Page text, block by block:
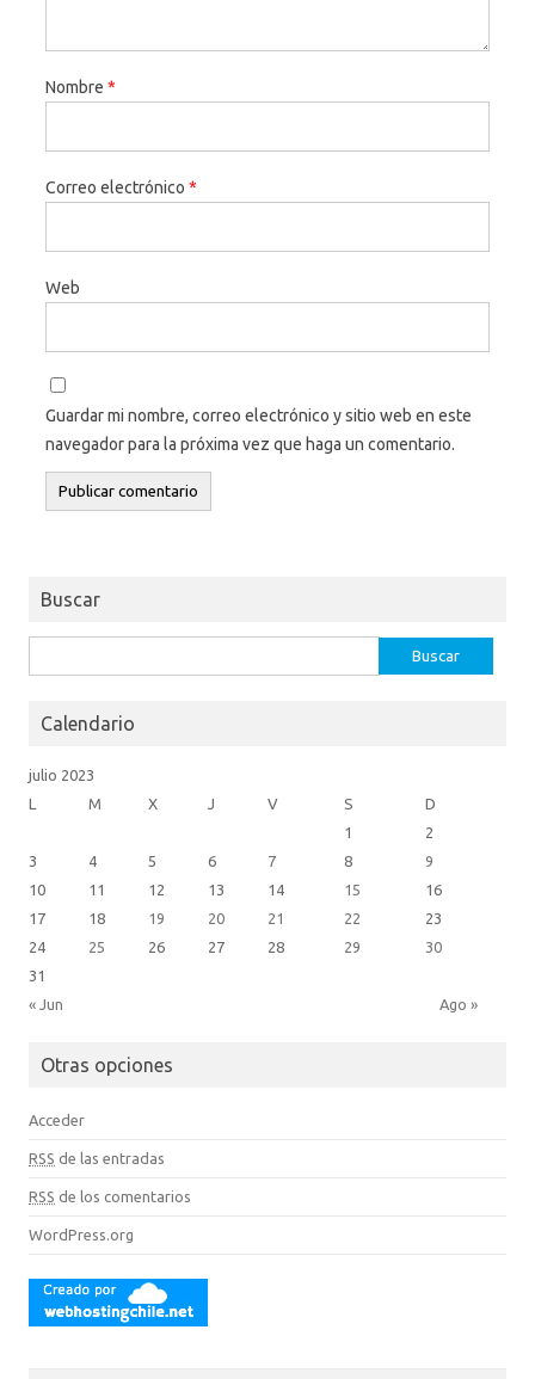
Nombre *
Correo electrónico *
Web
Guardar mi nombre, correo electrónico y sitio web en este
navegador para la próxima vez que haga un comentario.
Buscar
Calendario
julio 2023
L
M X J V S D
« Jun Ago »
1
2
3
4 5 6 7 8
9
10
11 12 13 14 15
16
17
18 19 20 21 22
23
24
25 26 27 28 29
30
31
Otras opciones
Acceder
RSS de las entradas
RSS de los comentarios
WordPress.org